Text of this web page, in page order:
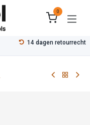
0
14 dagen retourrecht